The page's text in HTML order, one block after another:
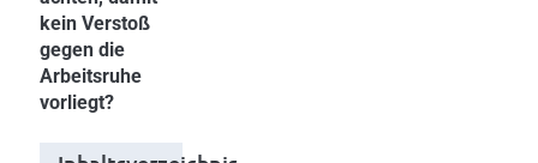
kein Verstoß
gegen die
Arbeitsruhe
vorliegt?